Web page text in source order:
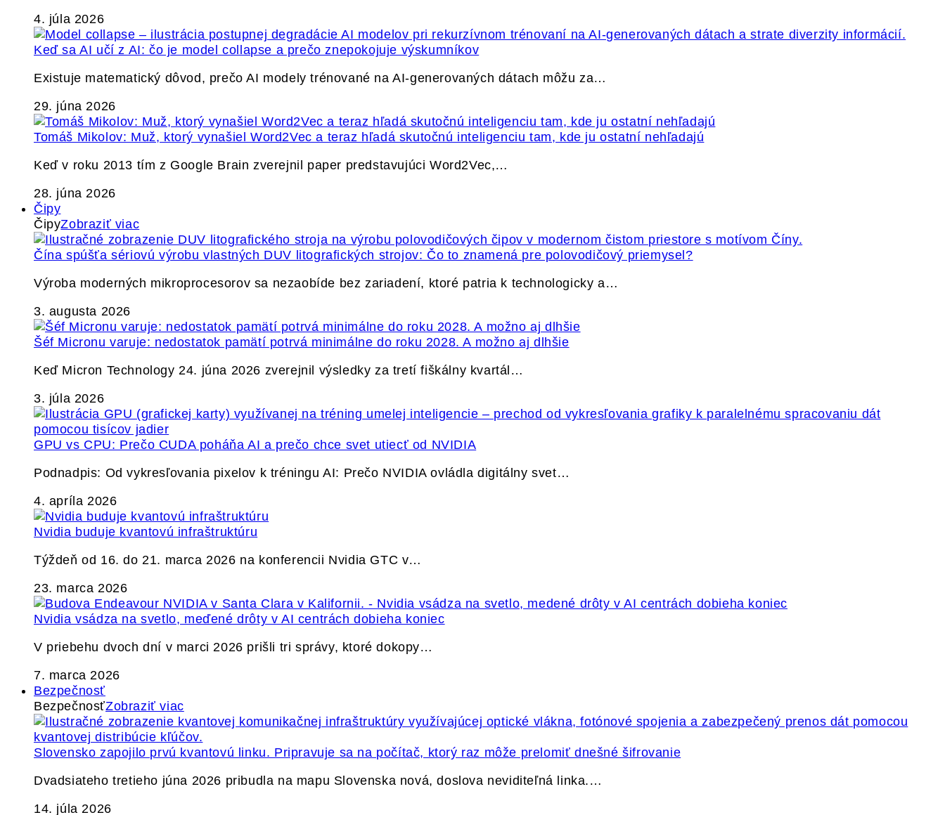
4. júla 2026
Keď sa AI učí z AI: čo je model collapse a prečo znepokojuje výskumníkov
Existuje matematický dôvod, prečo AI modely trénované na AI-generovaných dátach môžu za…
29. júna 2026
Tomáš Mikolov: Muž, ktorý vynašiel Word2Vec a teraz hľadá skutočnú inteligenciu tam, kde ju ostatní nehľadajú
Keď v roku 2013 tím z Google Brain zverejnil paper predstavujúci Word2Vec,…
28. júna 2026
Čipy
ČipyZobraziť viac
Čína spúšťa sériovú výrobu vlastných DUV litografických strojov: Čo to znamená pre polovodičový priemysel?
Výroba moderných mikroprocesorov sa nezaobíde bez zariadení, ktoré patria k technologicky a…
3. augusta 2026
Šéf Micronu varuje: nedostatok pamätí potrvá minimálne do roku 2028. A možno aj dlhšie
Keď Micron Technology 24. júna 2026 zverejnil výsledky za tretí fiškálny kvartál…
3. júla 2026
GPU vs CPU: Prečo CUDA poháňa AI a prečo chce svet utiecť od NVIDIA
Podnadpis: Od vykresľovania pixelov k tréningu AI: Prečo NVIDIA ovládla digitálny svet…
4. apríla 2026
Nvidia buduje kvantovú infraštruktúru
Týždeň od 16. do 21. marca 2026 na konferencii Nvidia GTC v…
23. marca 2026
Nvidia vsádza na svetlo, meďené drôty v AI centrách dobieha koniec
V priebehu dvoch dní v marci 2026 prišli tri správy, ktoré dokopy…
7. marca 2026
Bezpečnosť
BezpečnosťZobraziť viac
Slovensko zapojilo prvú kvantovú linku. Pripravuje sa na počítač, ktorý raz môže prelomiť dnešné šifrovanie
Dvadsiateho tretieho júna 2026 pribudla na mapu Slovenska nová, doslova neviditeľná linka.…
14. júla 2026